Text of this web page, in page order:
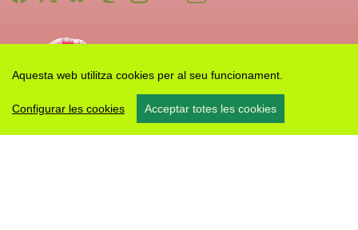
Aquesta web utilitza cookies per al seu funcionament.
Configurar les cookies Acceptar totes les cookies